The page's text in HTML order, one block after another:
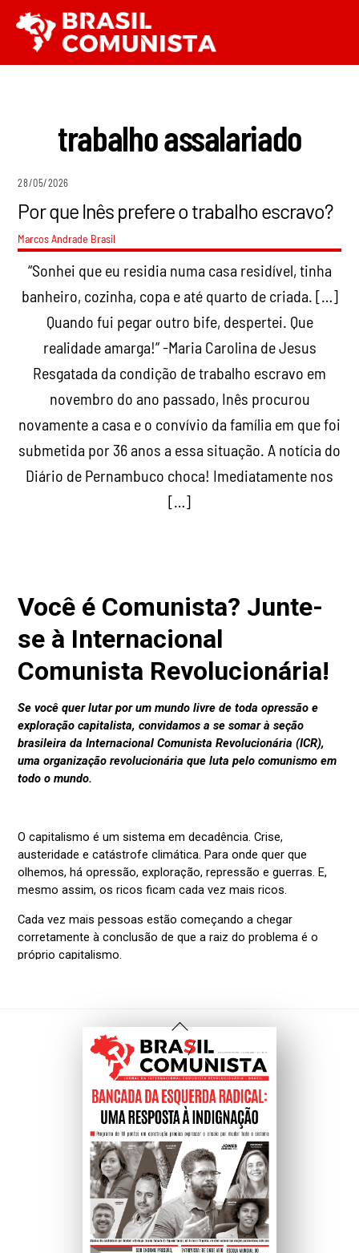
para
o
trabalho assalariado
28/05/2026
Por que Inês prefere o trabalho escravo?
Marcos Andrade Brasil
“Sonhei que eu residia numa casa residível, tinha
banheiro, cozinha, copa e até quarto de criada. […]
Quando fui pegar outro bife, despertei. Que
realidade amarga!” -Maria Carolina de Jesus
Resgatada da condição de trabalho escravo em
novembro do ano passado, Inês procurou
novamente a casa e o convívio da família em que foi
submetida por 36 anos a essa situação. A notícia do
Diário de Pernambuco choca! Imediatamente nos
[…]
Voltar
Ao
Topo